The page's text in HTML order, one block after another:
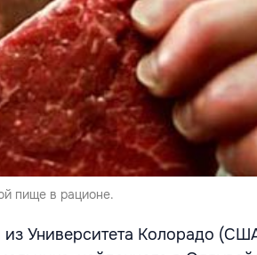
пище в рационе.
Университета Колорадо